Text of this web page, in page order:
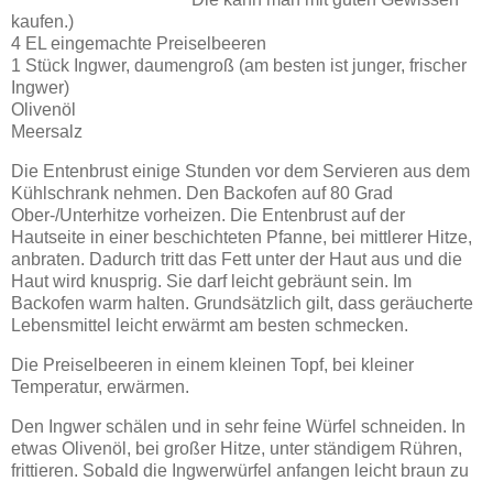
kaufen.)
4 EL eingemachte Preiselbeeren
1 Stück Ingwer, daumengroß (am besten ist junger, frischer
Ingwer)
Olivenöl
Meersalz
Die Entenbrust einige Stunden vor dem Servieren aus dem
Kühlschrank nehmen. Den Backofen auf 80 Grad
Ober-/Unterhitze vorheizen. Die Entenbrust auf der
Hautseite in einer beschichteten Pfanne, bei mittlerer Hitze,
anbraten. Dadurch tritt das Fett unter der Haut aus und die
Haut wird knusprig. Sie darf leicht gebräunt sein. Im
Backofen warm halten. Grundsätzlich gilt, dass geräucherte
Lebensmittel leicht erwärmt am besten schmecken.
Die Preiselbeeren in einem kleinen Topf, bei kleiner
Temperatur, erwärmen.
Den Ingwer schälen und in sehr feine Würfel schneiden. In
etwas Olivenöl, bei großer Hitze, unter ständigem Rühren,
frittieren. Sobald die Ingwerwürfel anfangen leicht braun zu